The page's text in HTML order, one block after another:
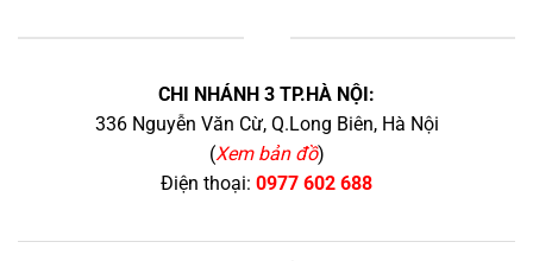
CHI NHÁNH 3 TP.HÀ NỘI:
336 Nguyễn Văn Cừ, Q.Long Biên, Hà Nội
(Xem bản đồ)
Điện thoại: 0977 602 688